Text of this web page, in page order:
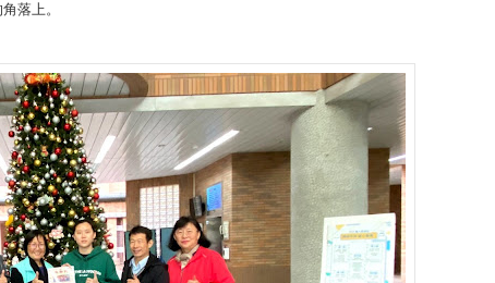
落上。